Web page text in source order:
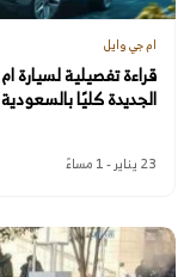
ام جي وايل
الجديدة كليًا بالسعودية
23 يناير - 1 مساءً